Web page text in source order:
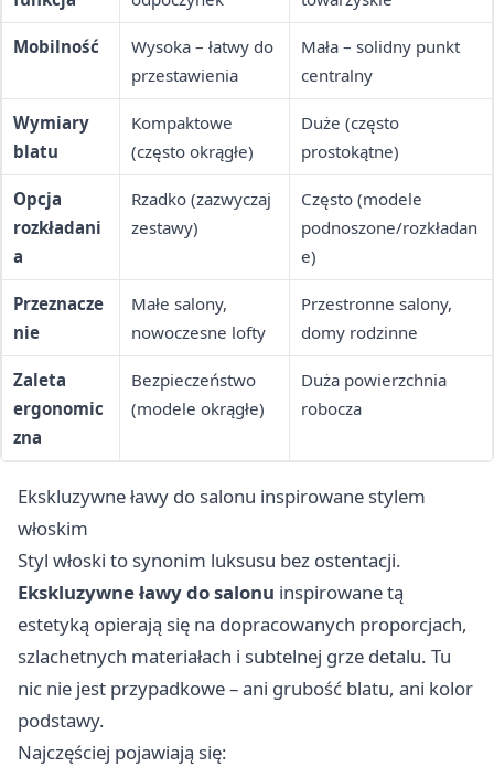
Mobilność
Wysoka – łatwy do
przestawienia
Mała – solidny punkt
centralny
Wymiary
blatu
Kompaktowe
(często okrągłe)
Duże (często
prostokątne)
Opcja
rozkładani
a
Rzadko (zazwyczaj
zestawy)
Często (modele
podnoszone/rozkładan
e)
Przeznacze
nie
Małe salony,
nowoczesne lofty
Przestronne salony,
domy rodzinne
Zaleta
ergonomic
zna
Bezpieczeństwo
(modele okrągłe)
Duża powierzchnia
robocza
Ekskluzywne ławy do salonu inspirowane stylem
włoskim
Styl włoski to synonim luksusu bez ostentacji.
Ekskluzywne ławy do salonu inspirowane tą
estetyką opierają się na dopracowanych proporcjach,
szlachetnych materiałach i subtelnej grze detalu. Tu
nic nie jest przypadkowe – ani grubość blatu, ani kolor
podstawy.
Najczęściej pojawiają się: